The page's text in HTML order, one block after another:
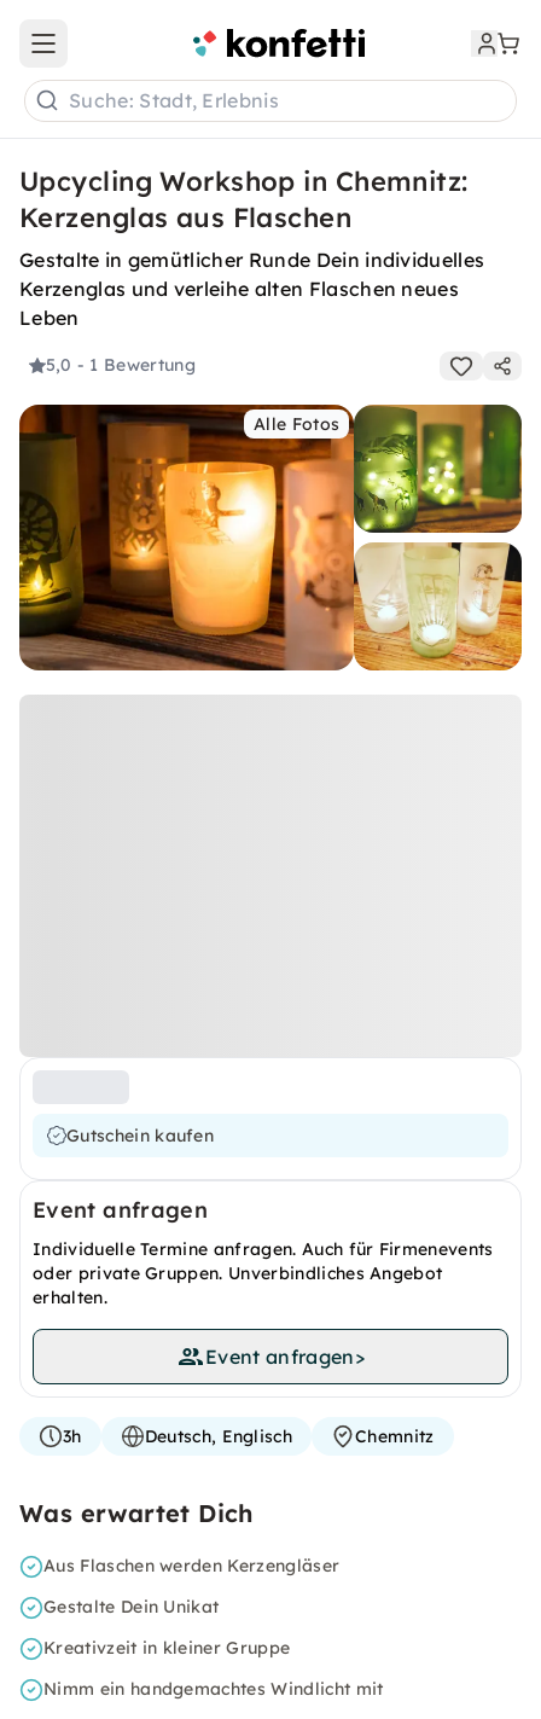
Open main menu
Suche: Stadt, Erlebnis
Upcycling Workshop in Chemnitz:
Kerzenglas aus Flaschen
Gestalte in gemütlicher Runde Dein individuelles
Kerzenglas und verleihe alten Flaschen neues
Leben
5,0 - 1 Bewertung
Alle Fotos
Gutschein kaufen
Event anfragen
Individuelle Termine anfragen. Auch für Firmenevents
oder private Gruppen. Unverbindliches Angebot
erhalten.
Event anfragen>
3h Deutsch, Englisch Chemnitz
Was erwartet Dich
Aus Flaschen werden Kerzengläser
Gestalte Dein Unikat
Kreativzeit in kleiner Gruppe
Nimm ein handgemachtes Windlicht mit